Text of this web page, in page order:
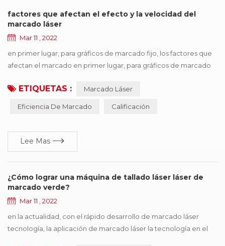
factores que afectan el efecto y la velocidad del
marcado láser
Mar 11 , 2022
en primer lugar, para gráficos de marcado fijo, los factores que
afectan el marcado en primer lugar, para gráficos de marcado
dividir en equipos en sí y materiales de procesamiento. por lo
ETIQUETAS : Marcado Láser
Eficiencia De Marcado Calificación
Lee Mas
¿Cómo lograr una máquina de tallado láser láser de
marcado verde?
Mar 11 , 2022
en la actualidad, con el rápido desarrollo de marcado láser
tecnología, la aplicación de marcado láser la tecnología en el